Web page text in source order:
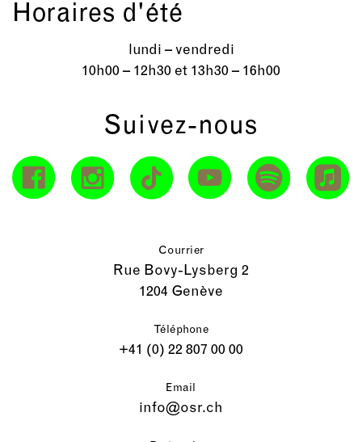
Horaires d'été
lundi – vendredi
10h00 – 12h30 et 13h30 – 16h00
Suivez-nous
Courrier
Rue Bovy-Lysberg 2
1204 Genève
Téléphone
+41 (0) 22 807 00 00
Email
info@osr.ch